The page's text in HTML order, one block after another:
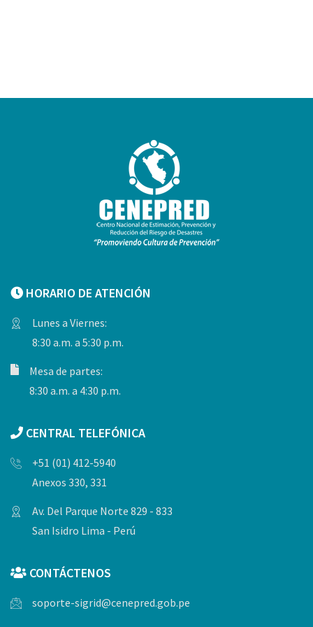
HORARIO DE ATENCIÓN
Lunes a Viernes:
8:30 a.m. a 5:30 p.m.
Mesa de partes:
8:30 a.m. a 4:30 p.m.
CENTRAL TELEFÓNICA
+51 (01) 412-5940
Anexos 330, 331
Av. Del Parque Norte 829 - 833
San Isidro Lima - Perú
CONTÁCTENOS
soporte-sigrid@cenepred.gob.pe